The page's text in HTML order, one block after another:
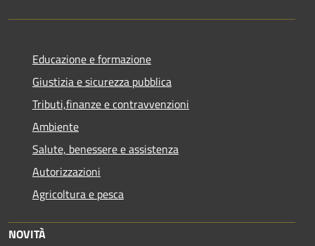
Educazione e formazione
Giustizia e sicurezza pubblica
Tributi,finanze e contravvenzioni
Ambiente
Salute, benessere e assistenza
Autorizzazioni
Agricoltura e pesca
NOVITÀ